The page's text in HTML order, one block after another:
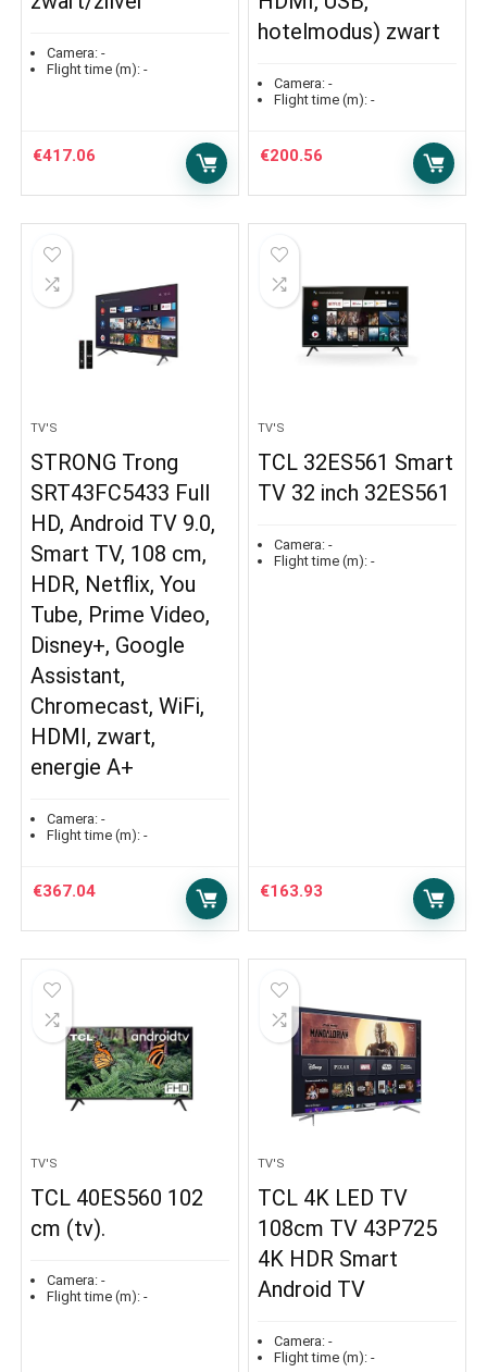
Camera: -
Flight time (m): -
€417.06
hotelmodus) zwart
Camera: -
Flight time (m): -
€200.56
TV'S
STRONG Trong
SRT43FC5433 Full
HD, Android TV 9.0,
Smart TV, 108 cm,
HDR, Netflix, You
Tube, Prime Video,
Disney+, Google
Assistant,
Chromecast, WiFi,
HDMI, zwart,
energie A+
Camera: -
Flight time (m): -
€367.04
TV'S
TCL 32ES561 Smart
TV 32 inch 32ES561
Camera: -
Flight time (m): -
€163.93
TV'S
TCL 40ES560 102
cm (tv).
Camera: -
Flight time (m): -
TV'S
TCL 4K LED TV
108cm TV 43P725
4K HDR Smart
Android TV
Camera: -
Flight time (m): -